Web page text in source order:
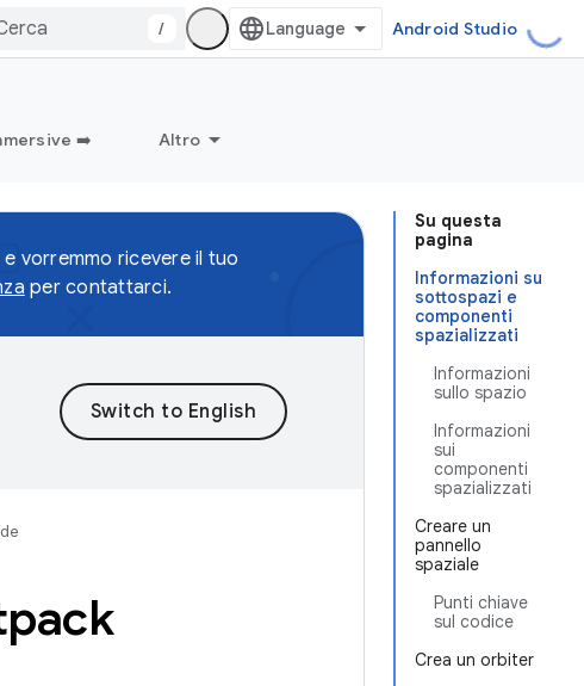
/ Android Studio
➡️ Altro
Su questa
pagina
Informazioni su
sottospazi e
componenti
spazializzati
Informazioni
sullo spazio
Informazioni
sui
componenti
spazializzati
Creare un
pannello
spaziale
Punti chiave
sul codice
Crea un orbiter
e vorremmo ricevere il tuo
per contattarci.